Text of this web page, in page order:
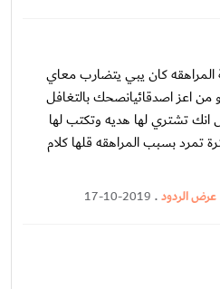
المراهقه كان يبي يتضارب معاي
اعز اصدقائيانصحك بالتغافل
انك تشتري لها هديه وتكتب لها
تمرد بسبب المراهقه قلها كلام
عرض الردود.
17-10-2019